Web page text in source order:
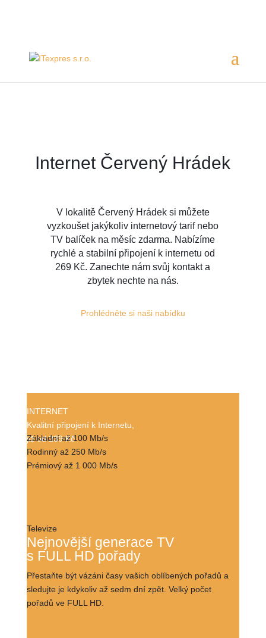
Internet Červený Hrádek
V lokalitě Červený Hrádek si můžete
vyzkoušet jakýkoliv internetový tarif nebo
TV balíček na měsíc zdarma. Nabízíme
rychlé a stabilní připojení k internetu od
269 Kč. Zanechte nám svůj kontakt a
zbytek nechte na nás.
Prohlédněte si naši nabídku
INTERNET
Kvalitní připojení k Internetu,
již od 239 Kč
Základní až 100 Mb/s
Rodinný až 250 Mb/s
Prémiový až 1 000 Mb/s
Televize
Nejnovější generace TV
s FULL HD pořady
Přestaňte být vázáni časy vašich oblíbených pořadů a
sledujte je kdykoliv až sedm dní zpět. Velký počet
pořadů ve FULL HD.